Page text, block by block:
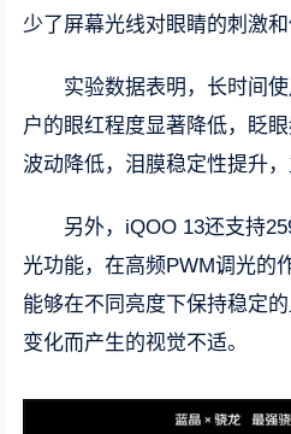
少了屏幕光线对眼睛的刺激和
实验数据表明，长时间
户的眼红程度显著降低，眨
波动降低，泪膜稳定性提升
另外，iQOO 13还支持
光功能，在高频PWM调光的
能够在不同亮度下保持稳定
变化而产生的视觉不适。